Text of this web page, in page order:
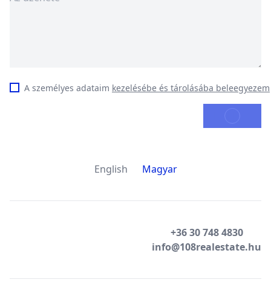
A személyes adataim kezelésébe és tárolásába beleegyezem
English Magyar
+36 30 748 4830
info@108realestate.hu